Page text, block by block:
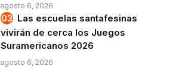
agosto 6, 2026
Las escuelas santafesinas
vivirán de cerca los Juegos
Suramericanos 2026
agosto 6, 2026